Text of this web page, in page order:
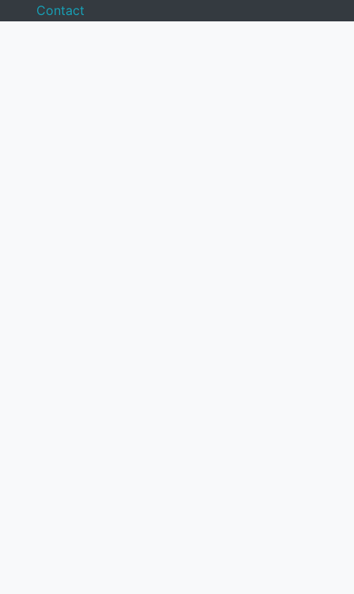
Contact